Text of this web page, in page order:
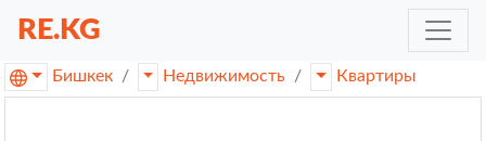
RE.KG
Бишкек Недвижимость Квартиры